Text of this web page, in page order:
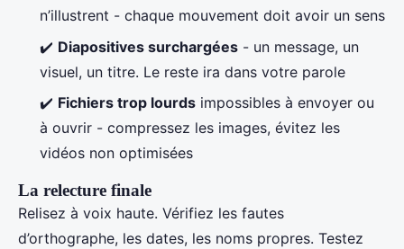
n’illustrent - chaque mouvement doit avoir un sens
✔️ Diapositives surchargées - un message, un
visuel, un titre. Le reste ira dans votre parole
✔️ Fichiers trop lourds impossibles à envoyer ou
à ouvrir - compressez les images, évitez les
vidéos non optimisées
La relecture finale
Relisez à voix haute. Vérifiez les fautes
d’orthographe, les dates, les noms propres. Testez